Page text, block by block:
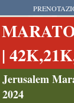
|
Jerusalem
2024